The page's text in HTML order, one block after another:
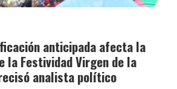
anticipada afecta la
la Festividad Virgen de la
analista político